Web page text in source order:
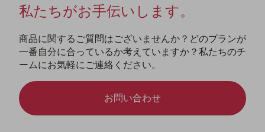
私たちがお手伝いします。
商品に関するご質問はございませんか？どのプランが
一番自分に合っているか考えていますか？私たちのチ
ームにお気軽にご連絡ください。
お問い合わせ